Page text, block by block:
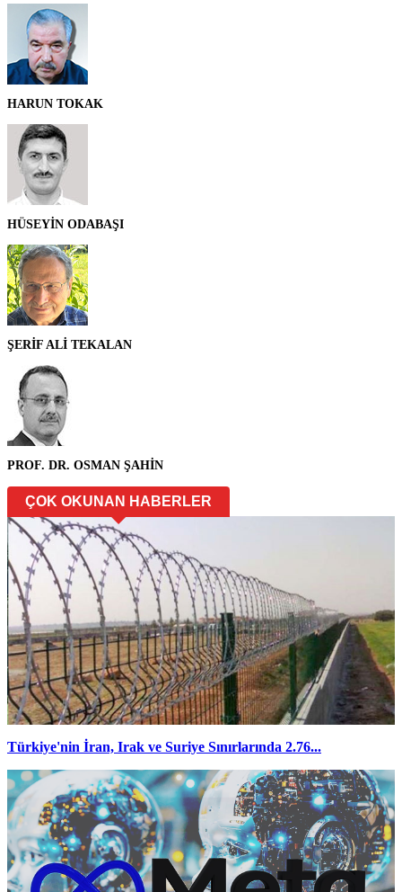
HARUN TOKAK
HÜSEYİN ODABAŞI
ŞERİF ALİ TEKALAN
PROF. DR. OSMAN ŞAHİN
ÇOK OKUNAN HABERLER
Türkiye'nin İran, Irak ve Suriye Sınırlarında 2.76...